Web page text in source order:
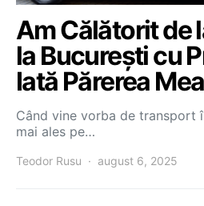
Am Călătorit de
la București cu
Iată Părerea
Când vine vorba de transport
mai ales pe…
Teodor Rusu august 6, 2025